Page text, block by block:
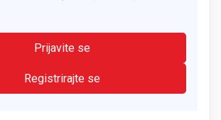
Prijavite se
Registrirajte se